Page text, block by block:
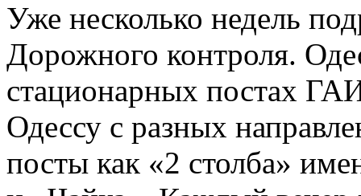
Уже несколько недель
Дорожного контроля.
стационарных постах
Одессу с разных
посты как «2 столба»